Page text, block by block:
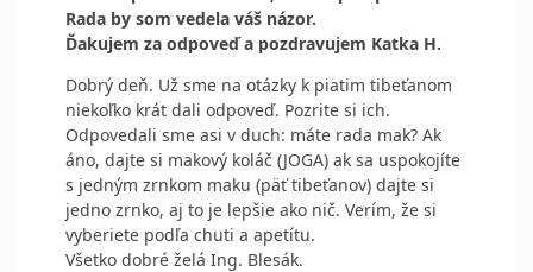
Rada by som vedela váš názor.
Ďakujem za odpoveď a pozdravujem Katka H.
Dobrý deň. Už sme na otázky k piatim tibeťanom
niekoľko krát dali odpoveď. Pozrite si ich.
Odpovedali sme asi v duch: máte rada mak? Ak
áno, dajte si makový koláč (JOGA) ak sa uspokojíte
s jedným zrnkom maku (päť tibeťanov) dajte si
jedno zrnko, aj to je lepšie ako nič. Verím, že si
vyberiete podľa chuti a apetítu.
Všetko dobré želá Ing. Blesák.